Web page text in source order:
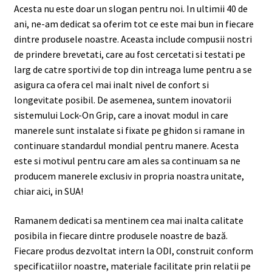
Acesta nu este doar un slogan pentru noi. In ultimii 40 de
ani, ne-am dedicat sa oferim tot ce este mai bun in fiecare
dintre produsele noastre. Aceasta include compusii nostri
de prindere brevetati, care au fost cercetati si testati pe
larg de catre sportivi de top din intreaga lume pentru a se
asigura ca ofera cel mai inalt nivel de confort si
longevitate posibil. De asemenea, suntem inovatorii
sistemului Lock-On Grip, care a inovat modul in care
manerele sunt instalate si fixate pe ghidon si ramane in
continuare standardul mondial pentru manere. Acesta
este si motivul pentru care am ales sa continuam sa ne
producem manerele exclusiv in propria noastra unitate,
chiar aici, in SUA!
Ramanem dedicati sa mentinem cea mai inalta calitate
posibila in fiecare dintre produsele noastre de bază.
Fiecare produs dezvoltat intern la ODI, construit conform
specificatiilor noastre, materiale facilitate prin relatii pe